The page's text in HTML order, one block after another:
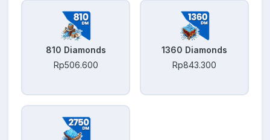
810 Diamonds
Rp506.600
1360 Diamonds
Rp843.300